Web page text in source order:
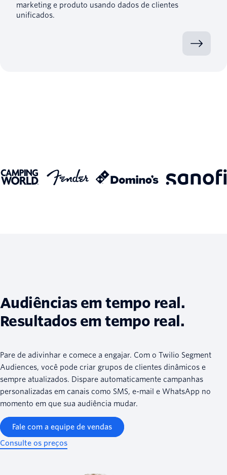
marketing e produto usando dados de clientes
unificados.
Audiências em tempo real.
Resultados em tempo real.
Pare de adivinhar e comece a engajar. Com o Twilio Segment
Audiences, você pode criar grupos de clientes dinâmicos e
sempre atualizados. Dispare automaticamente campanhas
personalizadas em canais como SMS, e-mail e WhatsApp no
momento em que sua audiência mudar.
Fale com a equipe de vendas
Consulte os preços